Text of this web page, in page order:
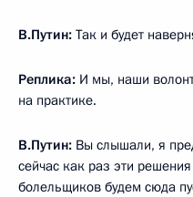
В.Путин: Так и будет
Реплика: И мы, наши
на практике.
В.Путин: Вы слышали, я
сейчас как раз эти
болельщиков будем сюда